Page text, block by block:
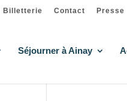
Billetterie Contact Presse
Séjourner à Ainay